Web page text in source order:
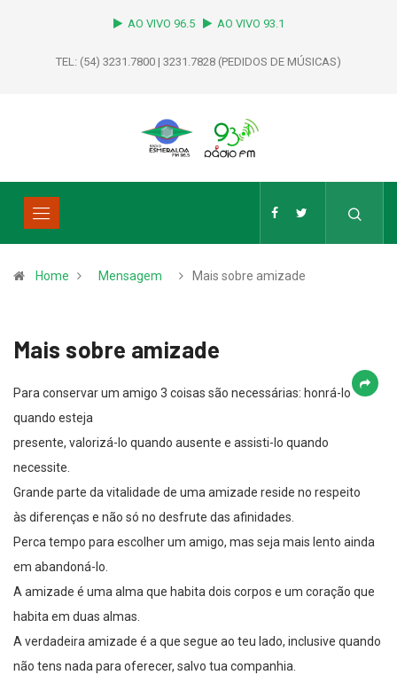
AO VIVO 96.5 AO VIVO 93.1
TEL: (54) 3231.7800 | 3231.7828 (PEDIDOS DE MÚSICAS)
Home Mensagem Mais sobre amizade
Mais sobre amizade
Para conservar um amigo 3 coisas são necessárias: honrá-lo
quando esteja
presente, valorizá-lo quando ausente e assisti-lo quando
necessite.
Grande parte da vitalidade de uma amizade reside no respeito
às diferenças e não só no desfrute das afinidades.
Perca tempo para escolher um amigo, mas seja mais lento ainda
em abandoná-lo.
A amizade é uma alma que habita dois corpos e um coração que
habita em duas almas.
A verdadeira amizade é a que segue ao teu lado, inclusive quando
não tens nada para oferecer, salvo tua companhia.